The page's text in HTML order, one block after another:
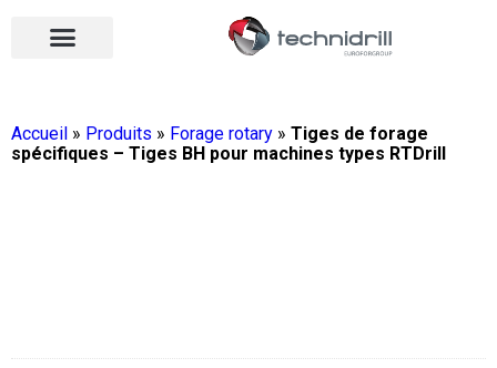
Accueil » Produits » Forage rotary » Tiges de forage
spécifiques – Tiges BH pour machines types RTDrill